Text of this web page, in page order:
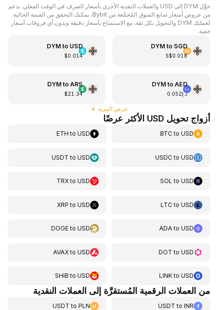
حوِّل DYM إلى USD والعملات النقدية الأخرى بأسعار الصرف في الوقت الفعلي. بدعم
من عروض أسعار صانع السوق المُجمَّعة من Bybit، يمكنك التحقق من القيمة الحالية
لعملتك DYM والتحويل بكل ثقة، مع الاستمتاع بأسعار دقيقة وبدون أي فروقات أسعار
خفية.
DYM to SGD
S$0.018
DYM to USD
$0.014
DYM toAED
د.إ0.052
DYM toARS
$21.34
عرض المزيد↓
أزواج تحويل USD الأكثر عرضًا
BTCtoUSD
ETH toUSD
USDCtoUSD
USDT toUSD
SOL toUSD
TRXtoUSD
LTCtoUSD
XRP toUSD
ADAtoUSD
DOGEtoUSD
DOT toUSD
AVAXtoUSD
LINKtoUSD
SHIB toUSD
من العملات الرقمية المُستقرَّة إلى العملات النقدية
USDT toINR
USDT toPLN